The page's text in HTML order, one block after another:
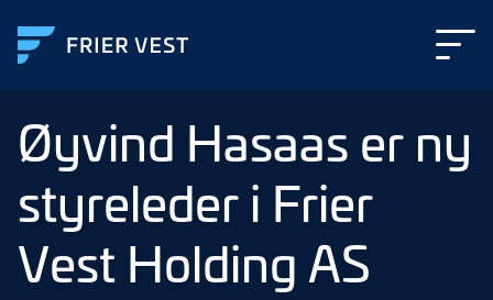
Øyvind Hasaas er ny
styreleder i Frier
Vest Holding AS